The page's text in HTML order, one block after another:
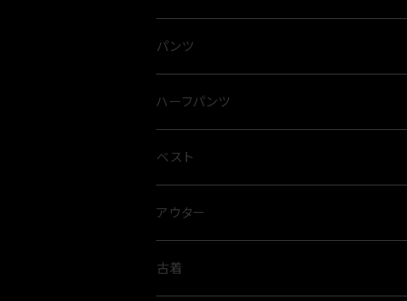
パンツ
ハーフパンツ
ベスト
アウター
古着